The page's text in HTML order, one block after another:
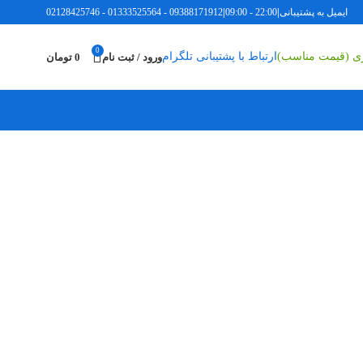
به پشتیبانی|
22:00 - 09:00
|
09388171912
-
01333525564
-
02128425746
(قیمت مناسب)ارتباط با پشتیبانی تلگرامورود / ثبت نام 0
0 تومان